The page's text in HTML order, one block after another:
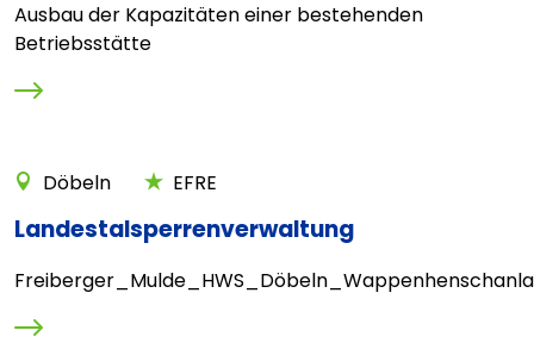
Ausbau der Kapazitäten einer bestehenden
Betriebsstätte
Döbeln EFRE
Landestalsperrenverwaltung